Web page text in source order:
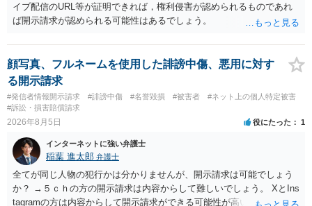
イブ配信のURL等が証明できれば，権利侵害が認められるものであれ
ば開示請求が認められる可能性はあるでしょう。
顔写真、フルネームを使用した誹謗中傷、悪用に対す
る開示請求
#発信者情報開示請求 #誹謗中傷 #名誉毀損 #被害者
#ネット上の個人特定被害
#訴訟・損害賠償請求
2026年8月5日 役にたった 1
インターネットに強い弁護士
稲葉 進太郎 弁護士
全てが同じ人物の犯行かは分かりませんが、開示請求は可能でしょう
か？ →５ｃｈの方の開示請求は内容からして難しいでしょう。 XとIns
tagramの方は内容からして開示請求ができる可能性が高いでしょう。